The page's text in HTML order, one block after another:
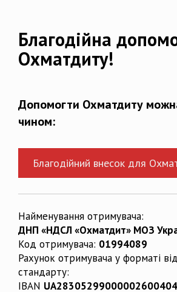
Благодійна
Охматдиту!
Допомогти Охматдиту
чином:
Благодійний внесок для
Найменування отримувача:
ДНП «НДСЛ «Охматдит» МОЗ
Код отримувача: 01994089
Рахунок отримувача у форматі
стандарту:
IBAN